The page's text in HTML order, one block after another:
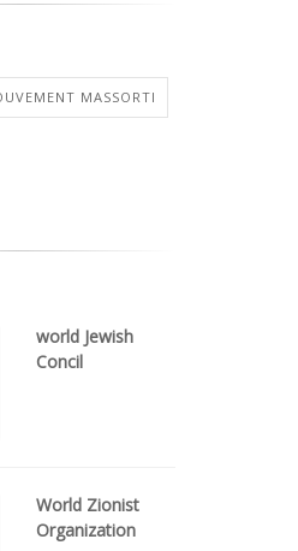
MASSORTI
world Jewish
Concil
World Zionist
Organization